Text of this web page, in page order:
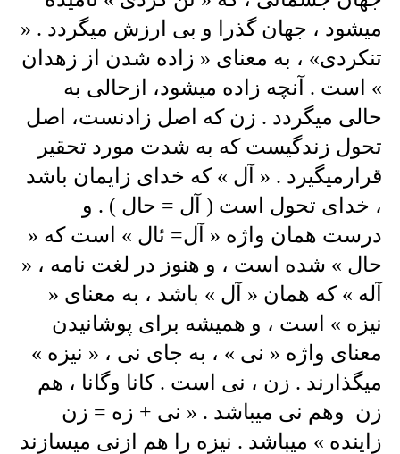
میشود ، جهان گذرا و بی ارزش میگردد . «
تنکردی» ، به معنای « زاده شدن از زهدان
» است . آنچه زاده میشود، ازحالی به
حالی میگردد . زن که اصل زادنست، اصل
تحول زندگیست که به شدت مورد تحقیر
قرارمیگیرد . « آل » که خدای زایمان باشد
، خدای تحول است ( آل = حال ) . و
درست همان واژه « آل= ئال » است که «
حال » شده است ، و هنوز در لغت نامه ، «
آله » که همان « آل » باشد ، به معنای «
نیزه » است ، و همیشه برای پوشانیدن
معنای واژه « نی » ، به جای نی ، « نیزه »
میگذارند . زن ، نی است . کانا وگانا ، هم
زن وهم نی میباشد . « نی + زه = زن
زاینده » میباشد . نیزه را هم ازنی میسازند